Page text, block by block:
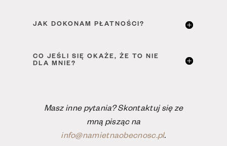
JAK DOKONAM PŁATNOŚCI?
CO JEŚLI SIĘ OKAŻE, ŻE TO NIE
DLA MNIE?
Masz inne pytania? Skontaktuj się ze
mną pisząc na
info@namietnaobecnosc.pl.